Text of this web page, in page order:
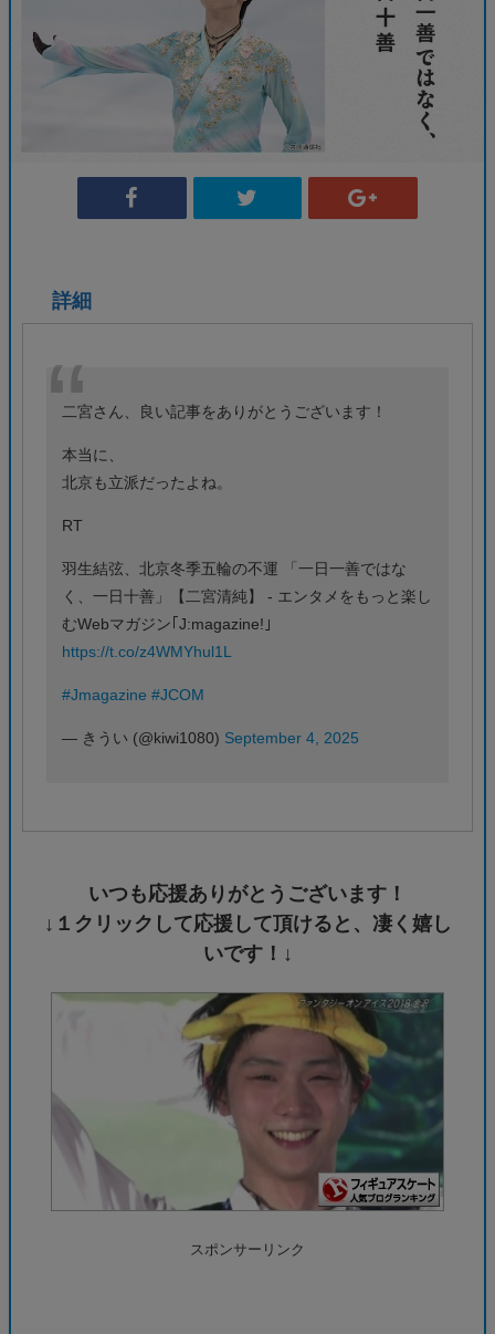
詳細
二宮さん、良い記事をありがとうございます！
本当に、
北京も立派だったよね。
RT
羽生結弦、北京冬季五輪の不運 「一日一善ではな
く、一日十善」【二宮清純】 - エンタメをもっと楽し
むWebマガジン｢J:magazine!｣
https://t.co/z4WMYhul1L
#Jmagazine #JCOM
— きうい (@kiwi1080) September 4, 2025
いつも応援ありがとうございます！
↓１クリックして応援して頂けると、凄く嬉し
いです！↓
スポンサーリンク